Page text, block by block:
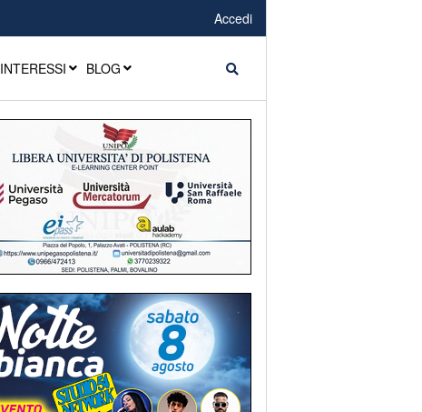
Accedi
INTERESSI BLOG